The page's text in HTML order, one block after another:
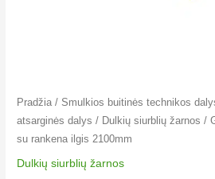
Pradžia / Smulkios buitinės technikos
atsarginės dalys / Dulkių siurblių žarnos /
su rankena ilgis 2100mm
Dulkių siurblių žarnos